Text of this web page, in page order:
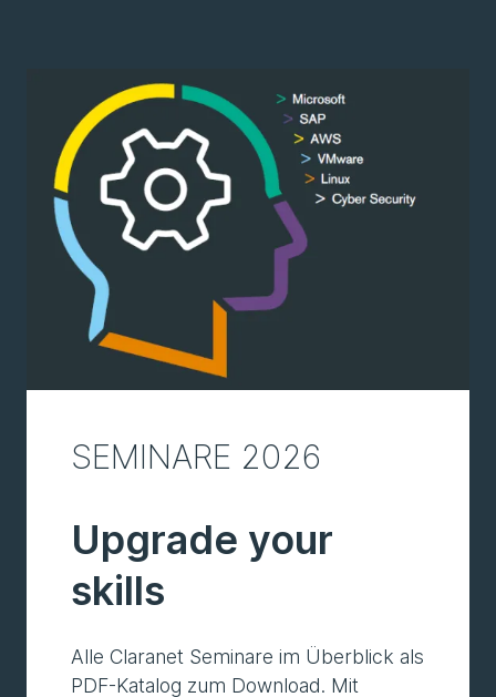
SEMINARE 2026
Upgrade your
skills
Alle Claranet Seminare im Überblick als
PDF-Katalog zum Download. Mit